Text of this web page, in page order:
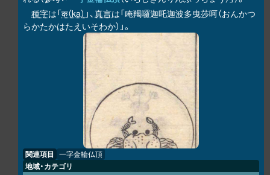
種字は「क（ka） 」、真言は「唵羯囉迦吒迦波多曳莎呵（おんかつ
らかたかはたえいそわか）」。
関連項目 一字金輪仏頂
地域・カテゴリ